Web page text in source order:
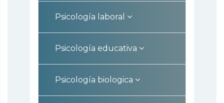
Psicología laboral
Psicología educativa
Psicología biologica